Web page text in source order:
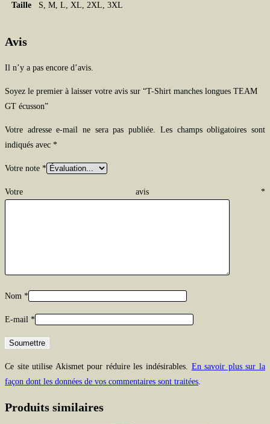
Taille S, M, L, XL, 2XL, 3XL
Avis
Il n’y a pas encore d’avis.
Soyez le premier à laisser votre avis sur “T-Shirt manches longues TEAM
GT écusson”
Votre adresse e-mail ne sera pas publiée.
Les champs obligatoires sont
indiqués avec *
Votre note *
Votre avis *
Nom *
E-mail *
Ce site utilise Akismet pour réduire les indésirables. En savoir plus sur la
façon dont les données de vos commentaires sont traitées
Produits similaires